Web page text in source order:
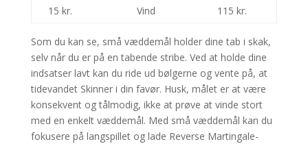
15 kr. Vind 115 kr.
Som du kan se, små væddemål holder dine tab i skak,
selv når du er på en tabende stribe. Ved at holde dine
indsatser lavt kan du ride ud bølgerne og vente på, at
tidevandet Skinner i din favør. Husk, målet er at være
konsekvent og tålmodig, ikke at prøve at vinde stort
med en enkelt væddemål. Med små væddemål kan du
fokusere på langspillet og lade Reverse Martingale-